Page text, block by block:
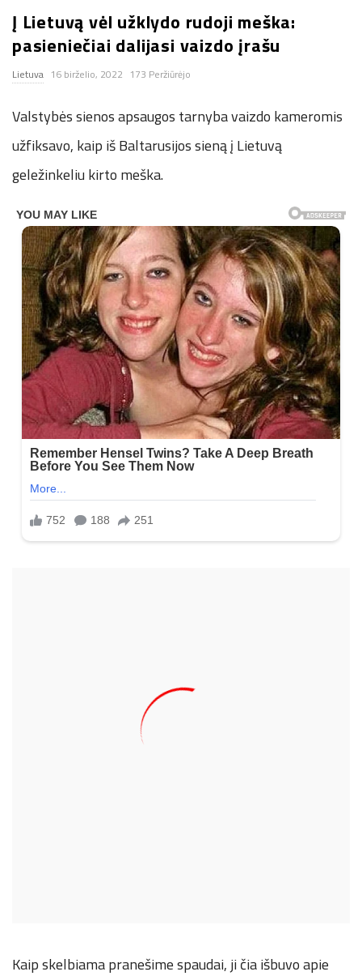
n
.
n
e
t
Į Lietuvą vėl užklydo rudoji meška:
pasieniečiai dalijasi vaizdo įrašu
Lietuva 16 birželio, 2022 173 Peržiūrėjo
Valstybės sienos apsaugos tarnyba vaizdo kameromis
užfiksavo, kaip iš Baltarusijos sieną į Lietuvą
geležinkeliu kirto meška.
Kaip skelbiama pranešime spaudai, ji čia išbuvo apie